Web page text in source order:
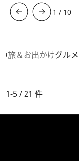
1 / 10
旅＆お出かけグルメ
1-5 / 21 件